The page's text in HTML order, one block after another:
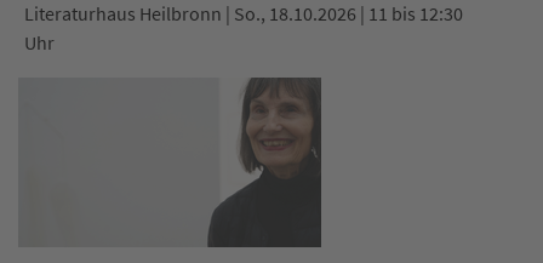
Literaturhaus Heilbronn | So., 18.10.2026 | 11 bis 12:30
Uhr